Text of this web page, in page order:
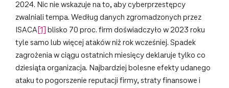
2024. Nic nie wskazuje na to, aby cyberprzestępcy
zwalniali tempa. Według danych zgromadzonych przez
ISACA [1]
blisko 70 proc. firm doświadczyło w 2023 roku
tyle samo lub więcej ataków niż rok wcześniej. Spadek
zagrożenia w ciągu ostatnich miesięcy deklaruje tylko co
dziesiąta organizacja. Najbardziej bolesne efekty udanego
ataku to pogorszenie reputacji firmy, straty finansowe i